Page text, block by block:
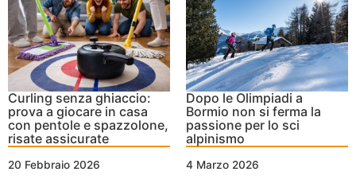
Curling senza ghiaccio:
prova a giocare in casa
con pentole e spazzolone,
risate assicurate
20 Febbraio 2026
Dopo le Olimpiadi a
Bormio non si ferma la
passione per lo sci
alpinismo
4 Marzo 2026